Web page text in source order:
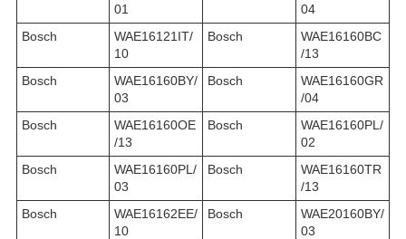
01
04
Bosch
WAE16121IT/
10
Bosch
WAE16160BC
/13
Bosch
WAE16160BY/
03
Bosch
WAE16160GR
/04
Bosch
WAE16160OE
/13
Bosch
WAE16160PL/
02
Bosch
WAE16160PL/
03
Bosch
WAE16160TR
/13
Bosch
WAE16162EE/
10
Bosch
WAE20160BY/
03